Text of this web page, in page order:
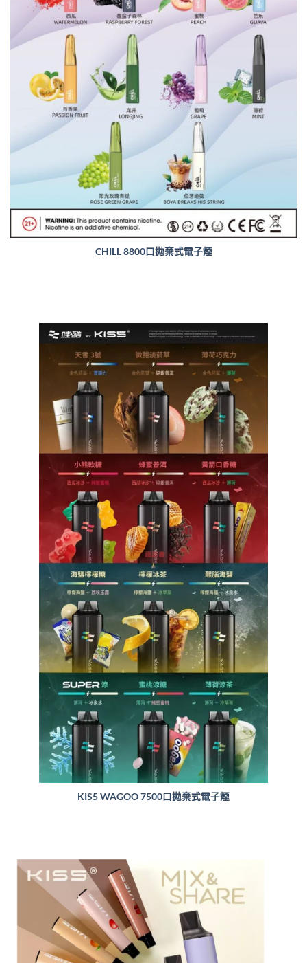
CHILL 8800口拋棄式電子煙
KIS5 WAGOO 7500口拋棄式電子煙